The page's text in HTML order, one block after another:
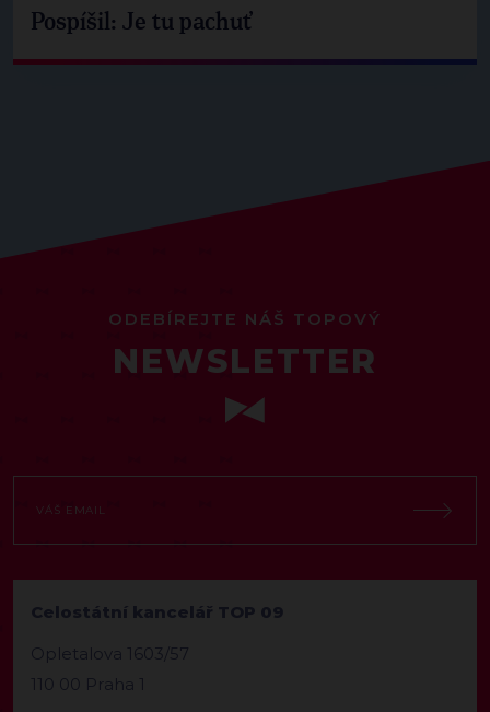
Pospíšil: Je tu pachuť
ODEBÍREJTE NÁŠ TOPOVÝ
NEWSLETTER
Celostátní kancelář TOP 09
Opletalova 1603/57
110 00 Praha 1